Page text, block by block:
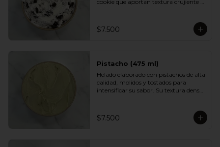
cookie que aportan textura crujiente y
perfecto para los fanáticos de las
combinaciones cremosas y crocantes.
$7.500
Pistacho (475 ml)
Helado elaborado con pistachos de alta
calidad, molidos y tostados para
intensificar su sabor. Su textura densa
elegante, ideal para quienes prefieren
sabores más nobles y sofisticados.
$7.500